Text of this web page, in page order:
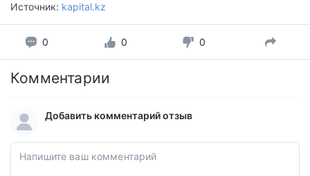
Источник: kapital.kz
0 0 0
Комментарии
Добавить комментарий отзыв